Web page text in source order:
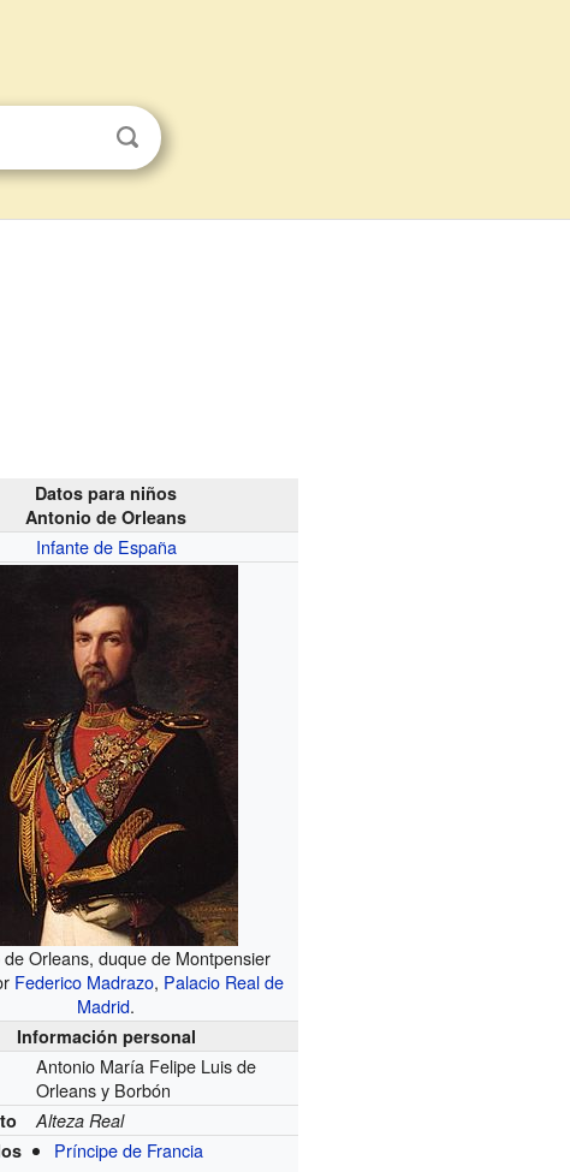
Datos para niños
Antonio de Orleans
Infante de España
Orleans, duque de Montpensier
Federico Madrazo, Palacio Real de
Madrid.
Información personal
Antonio María Felipe Luis de
Orleans y Borbón
Alteza Real
Príncipe de Francia